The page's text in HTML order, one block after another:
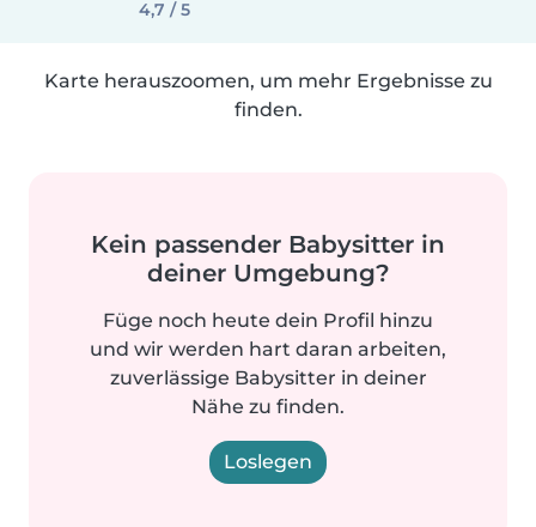
4,7 / 5
Karte herauszoomen, um mehr Ergebnisse zu
finden.
Kein passender Babysitter in
deiner Umgebung?
Füge noch heute dein Profil hinzu
und wir werden hart daran arbeiten,
zuverlässige Babysitter in deiner
Nähe zu finden.
Loslegen